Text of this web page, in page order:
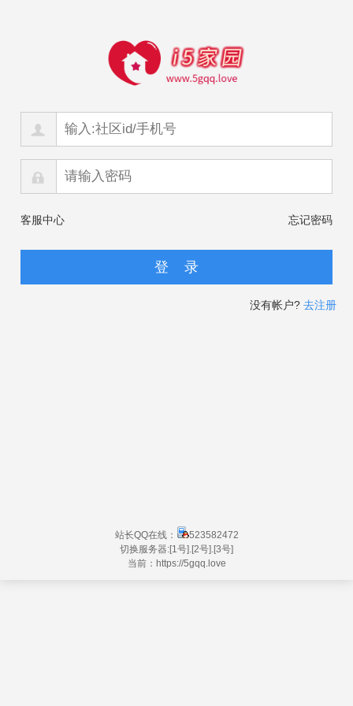
客服中心 忘记密码
没有帐户? 去注册
站长QQ在线：
523582472
切换服务器:[1号] [2号] [3号]
当前：https://5gqq.love